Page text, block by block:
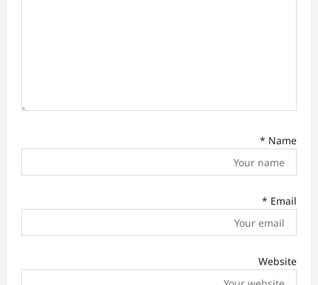
Name
*
Email
*
Website